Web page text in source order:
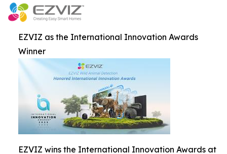
EZVIZ as the International Innovation Awards
Winner
EZVIZ wins the International Innovation Awards at